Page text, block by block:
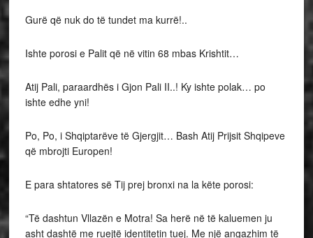
Gurë që nuk do të tundet ma kurrë!..
Ishte porosi e Palit që në vitin 68 mbas Krishtit…
Atij Pali, paraardhës i Gjon Pali II..! Ky ishte polak… po
ishte edhe yni!
Po, Po, i Shqiptarëve të Gjergjit… Bash Atij Prijsit Shqipeve
që mbrojti Europen!
E para shtatores së Tij prej bronxi na la këte porosi:
“Të dashtun Vllazën e Motra! Sa herë në të kaluemen ju
asht dashtë me ruejtë identitetin tuej. Me një angazhim të